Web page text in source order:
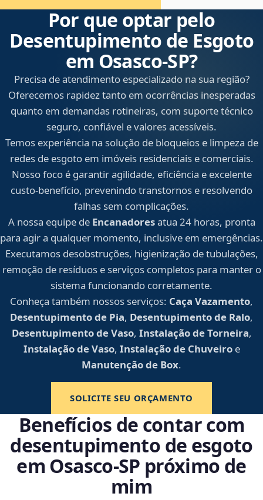
Por que optar pelo
Desentupimento de Esgoto
em Osasco‑SP?
Precisa de atendimento especializado na sua região?
Oferecemos rapidez tanto em ocorrências inesperadas
quanto em demandas rotineiras, com suporte técnico
seguro, confiável e valores acessíveis.
Temos experiência na solução de bloqueios e limpeza de
redes de esgoto em imóveis residenciais e comerciais.
Nosso foco é garantir agilidade, eficiência e excelente
custo-benefício, prevenindo transtornos e resolvendo
falhas sem complicações.
A nossa equipe de Encanadoresatua 24 horas, pronta
para agir a qualquer momento, inclusive em emergências.
Executamos desobstruções, higienização de tubulações,
remoção de resíduos e serviços completos para manter o
sistema funcionando corretamente.
Conheça também nossos serviços: Caça Vazamento,
Desentupimento de Pia, Desentupimento de Ralo,
Desentupimento de Vaso, Instalação de Torneira,
Instalação de Vaso, Instalação de Chuveiroe
Manutenção de Box.
SOLICITE SEU ORÇAMENTO
Benefícios de contar com
desentupimento de esgoto
em Osasco‑SP próximo de
mim